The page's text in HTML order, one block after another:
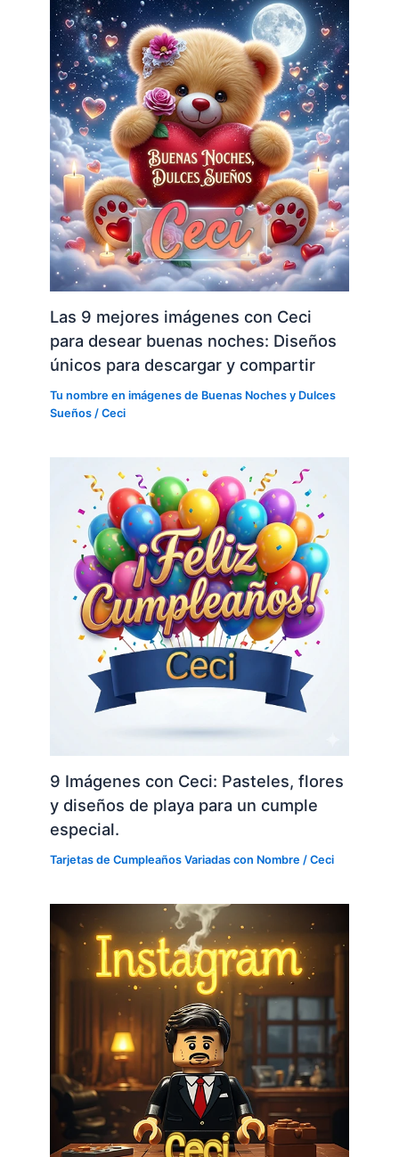
Las 9 mejores imágenes con Ceci
para desear buenas noches: Diseños
únicos para descargar y compartir
Tu nombre en imágenes de Buenas Noches y Dulces
Sueños /Ceci
9 Imágenes con Ceci: Pasteles, flores
y diseños de playa para un cumple
especial.
Tarjetas de Cumpleaños Variadas con Nombre /Ceci